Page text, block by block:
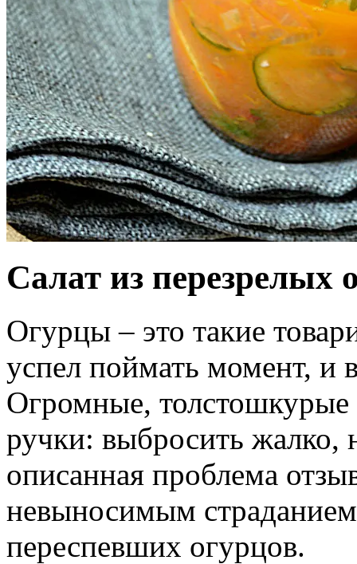
Салат из перезрелых
Огурцы – это такие
успел поймать момент, и
Огромные, толстошкурые
ручки: выбросить жалко,
описанная проблема
невыносимым
переспевших огурцов.